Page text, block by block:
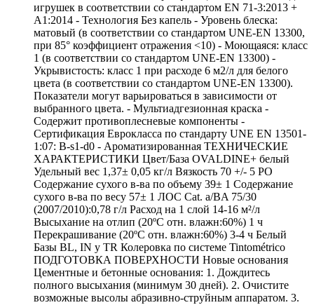
игрушек в соответствии со стандартом EN 71-3:2013 +
A1:2014 - Технология Без капель - Уровень блеска:
матовый (в соответствии со стандартом UNE-EN 13300,
при 85° коэффициент отражения <10) - Моющаяся: класс
1 (в соответствии со стандартом UNE-EN 13300) -
Укрывистость: класс 1 при расходе 6 м2/л для белого
цвета (в соответствии со стандартом UNE-EN 13300).
Показатели могут варьироваться в зависимости от
выбранного цвета. - Мультиадгезионная краска -
Содержит противоплесневые компоненты -
Сертификация Еврокласса по стандарту UNE EN 13501-
1:07: B-s1-d0 - Ароматизированная ТЕХНИЧЕСКИЕ
ХАРАКТЕРИСТИКИ Цвет/База OVALDINE+ белый
Удельный вес 1,37± 0,05 кг/л Вязкость 70 +/- 5 PO
Содержание сухого в-ва по объему 39± 1 Содержание
сухого в-ва по весу 57± 1 ЛОС Cat. a/BA 75/30
(2007/2010):0,78 г/л Расход на 1 слой 14-16 м²/л
Высыхание на отлип (20ºC отн. влажн:60%) 1 ч
Перекрашивание (20ºC отн. влажн:60%) 3-4 ч Белый
Базы BL, IN y TR Колеровка по системе Tintométrico
ПОДГОТОВКА ПОВЕРХНОСТИ Новые основания
Цементные и бетонные основания: 1. Дождитесь
полного высыхания (минимум 30 дней). 2. Очистите
возможные высолы абразивно-струйным аппаратом. 3.